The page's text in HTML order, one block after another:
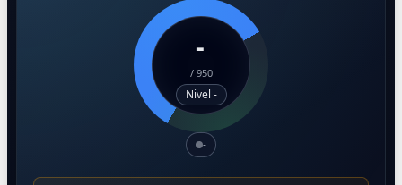
-
/ 950
Nivel -
-